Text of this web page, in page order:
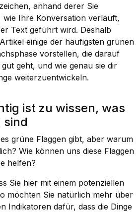
anhand derer Sie
Ihre Konversation verläuft,
Text geführt wird. Deshalb
einige der häufigsten grünen
vorstellen, die darauf
geht, und wie genau sie dir
weiterzuentwickeln.
ist zu wissen, was
sind
grüne Flaggen gibt, aber warum
Wie können uns diese Flaggen
helfen?
Sie hier mit einem potenziellen
möchten Sie natürlich mehr über
Indikatoren dafür, dass die Dinge